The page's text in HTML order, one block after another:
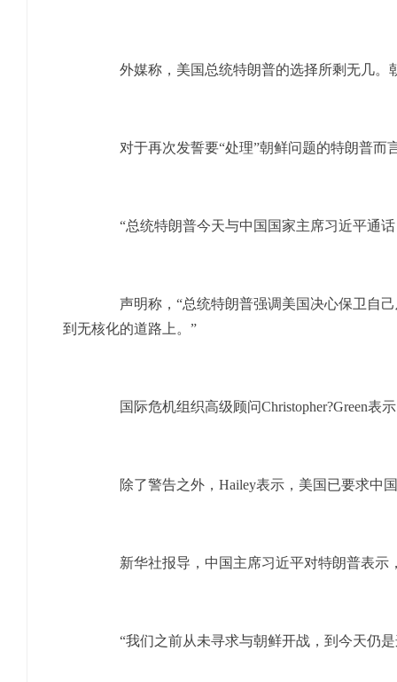
外媒称，美国总统特朗普的选择所剩无几。
对于再次发誓要“处理”朝鲜问题的特朗普而
“总统特朗普今天与中国国家主席习近平通话
声明称，“总统特朗普强调美国决心保卫自己
到无核化的道路上。”
国际危机组织高级顾问Christopher?Green表
除了警告之外，Hailey表示，美国已要求中国
新华社报导，中国主席习近平对特朗普表示
“我们之前从未寻求与朝鲜开战，到今天仍是